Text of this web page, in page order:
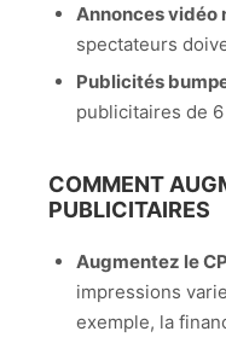
Annonces vidéo
spectateurs
Publicités
publicitaires de
COMMENT
PUBLICITAIRES
Augmentez le
impressions
exemple, la